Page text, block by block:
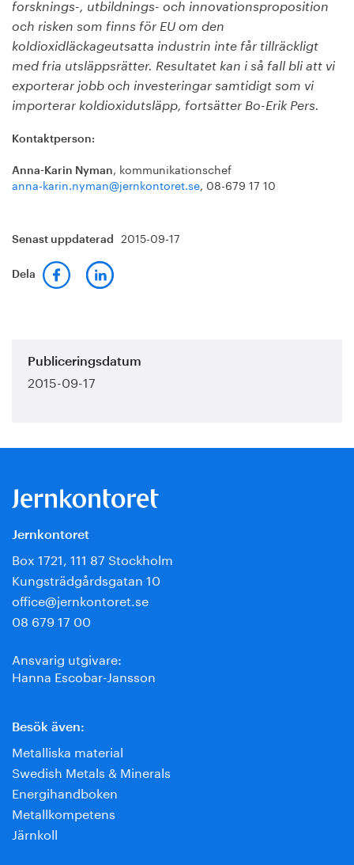
forsknings-, utbildnings- och innovationsproposition
och risken som finns för EU om den
koldioxidläckageutsatta industrin inte får tillräckligt
med fria utsläppsrätter. Resultatet kan i så fall bli att vi
exporterar jobb och investeringar samtidigt som vi
importerar koldioxidutsläpp, fortsätter Bo-Erik Pers.
Kontaktperson:
Anna-Karin Nyman, kommunikationschef
anna-karin.nyman@jernkontoret.se, 08-679 17 10
Senast uppdaterad 2015-09-17
Dela
Publiceringsdatum
2015-09-17
Jernkontoret
Box 1721, 111 87 Stockholm
Kungsträdgårdsgatan 10
office@jernkontoret.se
08 679 17 00
Ansvarig utgivare:
Hanna Escobar-Jansson
Besök även:
Metalliska material
Swedish Metals & Minerals
Energihandboken
Metallkompetens
Järnkoll